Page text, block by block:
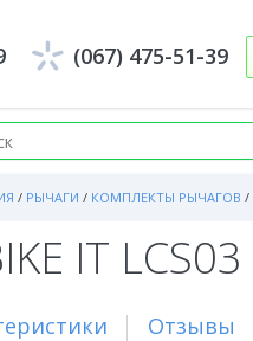
(067) 475-51-39
/ РЫЧАГИ / КОМПЛЕКТЫ РЫЧАГОВ /
IT LCS03
Отзывы